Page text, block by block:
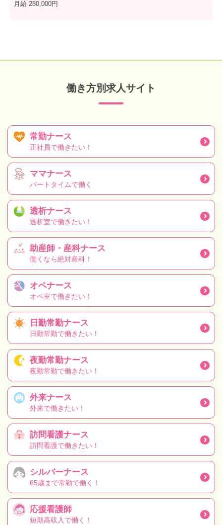
月給 280,000円
働き方別求人サイト
常勤ナース
正社員で働きたい！
ママナース
パートタイムで働く
透析ナース
透析室で働きたい！
助産師・産科ナース
働くなら絶対産科！
オペナース
オペ室で働きたい！
日勤常勤ナース
日勤常勤で働きたい！
夜勤常勤ナース
夜勤常勤で働きたい！
外来ナース
外来で働きたい！
訪問看護ナース
訪問看護で働きたい！
シルバーナース
65歳まで常勤で働く！
応援看護師
短期高収入で働く！